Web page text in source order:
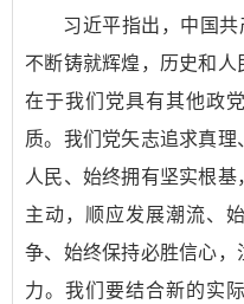
习近平指出，中国
不断铸就辉煌，历史和
在于我们党具有其他政
质。我们党矢志追求真
人民、始终拥有坚实根
主动，顺应发展潮流、
争、始终保持必胜信心
力。我们要结合新的实